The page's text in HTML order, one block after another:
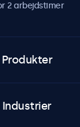
2 arbejdstimer
Produkter
Industrier